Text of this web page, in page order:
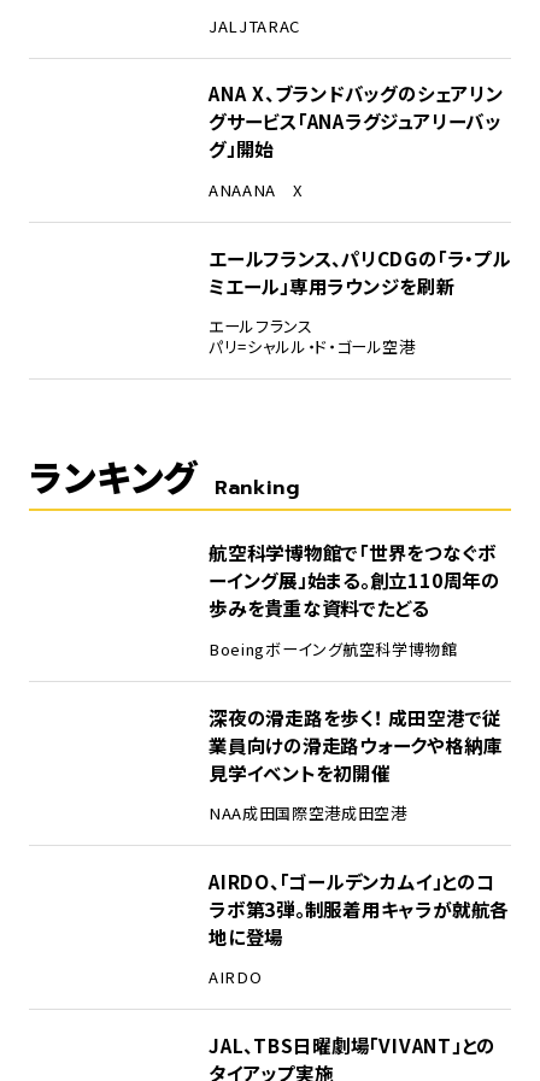
JAL JTARAC
ANA X、ブランドバッグのシェアリン
グサービス「ANAラグジュアリーバッ
グ」開始
ANAANA X
エールフランス、パリCDGの「ラ・プル
ミエール」専用ラウンジを刷新
エールフランス
パリ=シャルル・ド・ゴール空港
ランキング Ranking
航空科学博物館で「世界をつなぐボ
ーイング展」始まる。創立110周年の
歩みを貴重な資料でたどる
Boeingボーイング航空科学博物館
深夜の滑走路を歩く！ 成田空港で従
業員向けの滑走路ウォークや格納庫
見学イベントを初開催
NAA成田国際空港成田空港
AIRDO、「ゴールデンカムイ」とのコ
ラボ第3弾。制服着用キャラが就航各
地に登場
AIRDO
JAL、TBS日曜劇場「VIVANT」との
タイアップ実施